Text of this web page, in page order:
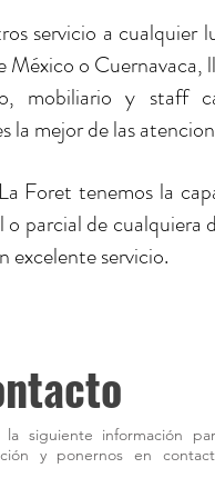
servicio a
México o Cuernavaca,
mobiliario y staff
la mejor de las
Foret tenemos la
parcial de cualquiera
excelente servicio.
siguiente información
y ponernos en